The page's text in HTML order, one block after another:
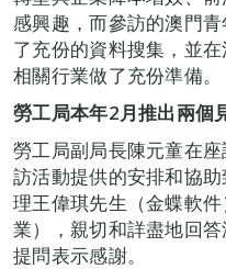
感興趣，而參訪的澳門
了充份的資料搜集，並
相關行業做了充份準備。
勞工局本年2月推出兩個
勞工局副局長陳元童在
訪活動提供的安排和協
理王偉琪先生（金蝶軟
業），親切和詳盡地回
提問表示感謝。